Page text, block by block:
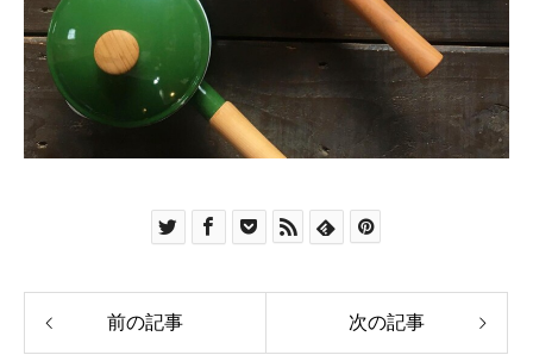
前の記事 次の記事